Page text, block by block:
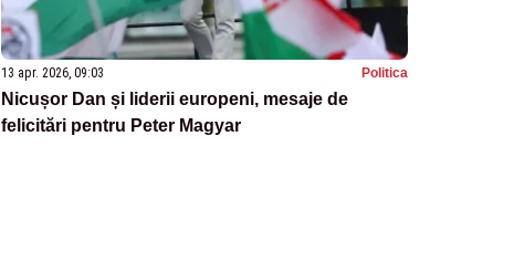
13 apr. 2026, 09:03 Politica
Nicușor Dan și liderii europeni, mesaje de
felicitări pentru Peter Magyar